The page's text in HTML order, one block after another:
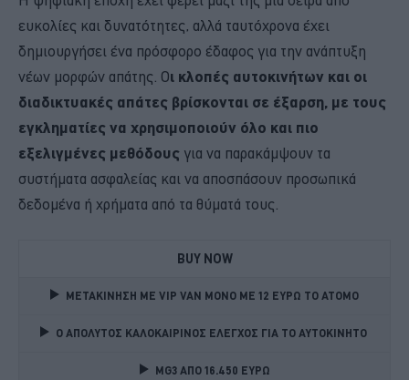
ευκολίες και δυνατότητες, αλλά ταυτόχρονα έχει
δημιουργήσει ένα πρόσφορο έδαφος για την ανάπτυξη
νέων μορφών απάτης. Οι κλοπές αυτοκινήτων και οι
διαδικτυακές απάτες βρίσκονται σε έξαρση, με τους
εγκληματίες να χρησιμοποιούν όλο και πιο
εξελιγμένες μεθόδους για να παρακάμψουν τα
συστήματα ασφαλείας και να αποσπάσουν προσωπικά
δεδομένα ή χρήματα από τα θύματά τους.
BUY NOW
ΜΕΤΑΚΙΝΗΣΗ ΜΕ VIP VAN ΜΟΝΟ ΜΕ 12 ΕΥΡΩ ΤΟ ΑΤΟΜΟ
Ο ΑΠΟΛΥΤΟΣ ΚΑΛΟΚΑΙΡΙΝΟΣ ΕΛΕΓΧΟΣ ΓΙΑ ΤΟ ΑΥΤΟΚΙΝΗΤΟ
MG3 ΑΠΟ 16.450 ΕΥΡΩ